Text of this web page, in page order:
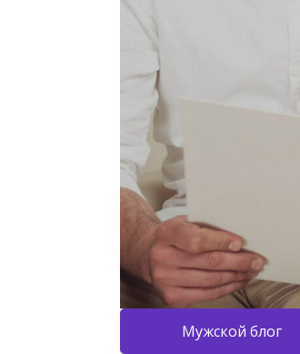
Мужской блог